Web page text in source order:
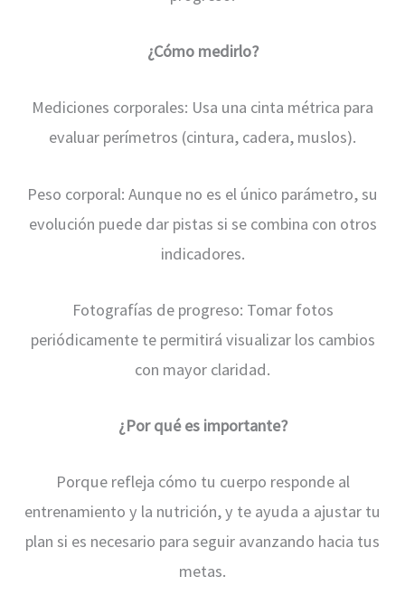
¿Cómo medirlo?
Mediciones corporales: Usa una cinta métrica para
evaluar perímetros (cintura, cadera, muslos).
Peso corporal: Aunque no es el único parámetro, su
evolución puede dar pistas si se combina con otros
indicadores.
Fotografías de progreso: Tomar fotos
periódicamente te permitirá visualizar los cambios
con mayor claridad.
¿Por qué es importante?
Porque refleja cómo tu cuerpo responde al
entrenamiento y la nutrición, y te ayuda a ajustar tu
plan si es necesario para seguir avanzando hacia tus
metas.